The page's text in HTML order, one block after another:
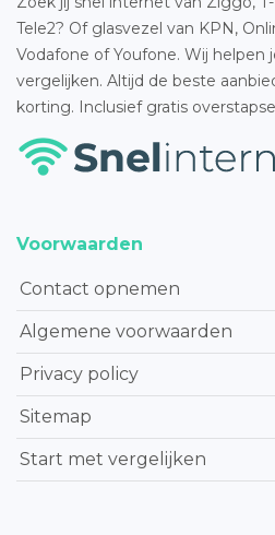
Tele2? Of glasvezel van KPN,
Vodafone of Youfone. Wij
vergelijken. Altijd de beste
korting. Inclusief gratis
Voorwaarden
Contact opnemen
Algemene voorwaarden
Privacy policy
Sitemap
Start met vergelijken